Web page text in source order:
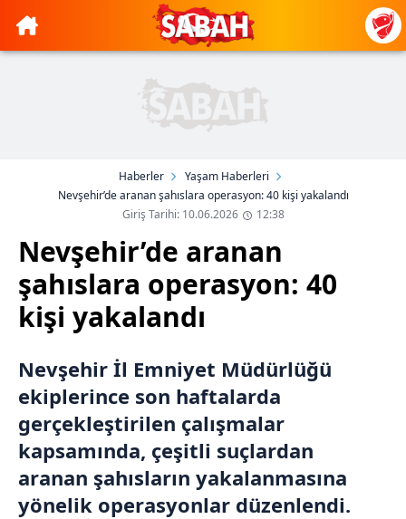
Haberler
Yaşam Haberleri
Nevşehir’de aranan şahıslara operasyon: 40 kişi yakalandı
Giriş Tarihi: 10.06.2026
12:38
Nevşehir’de aranan
şahıslara operasyon: 40
kişi yakalandı
Nevşehir İl Emniyet Müdürlüğü
ekiplerince son haftalarda
gerçekleştirilen çalışmalar
kapsamında, çeşitli suçlardan
aranan şahısların yakalanmasına
yönelik operasyonlar düzenlendi.